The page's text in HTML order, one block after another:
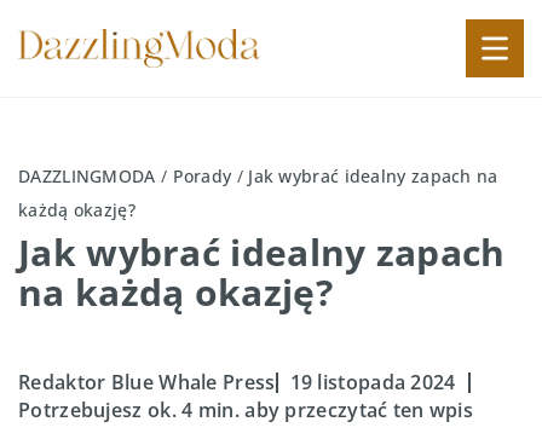
DAZZLINGMODA / Porady / Jak wybrać idealny zapach na
każdą okazję?
Jak wybrać idealny zapach
na każdą okazję?
Redaktor Blue Whale Press
19 listopada 2024
Potrzebujesz ok. 4 min. aby przeczytać ten wpis